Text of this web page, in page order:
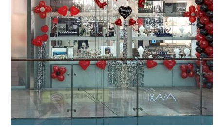
מתנות ליולדת
הילד
פרחים
זר מתוק
בלונים בראשון לציון
מתנות בראשון לציון